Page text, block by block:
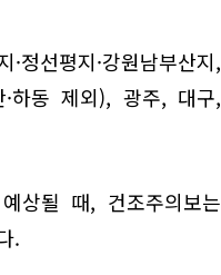
정선평지·강원남부산지,
·하동 제외), 광주, 대구,
상될 때, 건조주의보는
.